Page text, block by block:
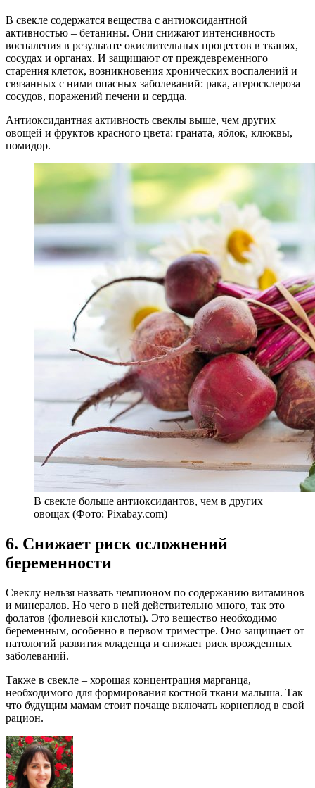
В свекле содержатся вещества с антиоксидантной
активностью – бетанины. Они снижают интенсивность
воспаления в результате окислительных процессов в тканях,
сосудах и органах. И защищают от преждевременного
старения клеток, возникновения хронических воспалений и
связанных с ними опасных заболеваний: рака, атеросклероза
сосудов, поражений печени и сердца.
Антиоксидантная активность свеклы выше, чем других
овощей и фруктов красного цвета: граната, яблок, клюквы,
помидор.
В свекле больше антиоксидантов, чем в других
овощах (Фото: Pixabay.com)
6. Снижает риск осложнений
беременности
Свеклу нельзя назвать чемпионом по содержанию витаминов
и минералов. Но чего в ней действительно много, так это
фолатов (фолиевой кислоты). Это вещество необходимо
беременным, особенно в первом триместре. Оно защищает от
патологий развития младенца и снижает риск врожденных
заболеваний.
Также в свекле – хорошая концентрация марганца,
необходимого для формирования костной ткани малыша. Так
что будущим мамам стоит почаще включать корнеплод в свой
рацион.